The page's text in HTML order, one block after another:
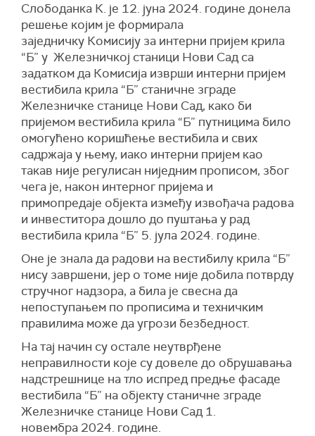
Слободанка К. је 12. јуна 2024. године донела
решење којим је формирала
заједничку Комисију за интерни пријем крила
“Б” у Железничкој станици Нови Сад са
задатком да Комисија изврши интерни пријем
вестибила крила “Б” станичне зграде
Железничке станице Нови Сад, како би
пријемом вестибила крила “Б” путницима било
омогућено коришћење вестибила и свих
садржаја у њему, иако интерни пријем као
такав није регулисан ниједним прописом, због
чега је, након интерног пријема и
примопредаје објекта између извођача радова
и инвеститора дошло до пуштања у рад
вестибила крила “Б” 5. јула 2024. године.
Оне је знала да радови на вестибилу крила “Б”
нису завршени, јер о томе није добила потврду
стручног надзора, а била је свесна да
непоступањем по прописима и техничким
правилима може да угрози безбедност.
На тај начин су остале неутврђене
неправилности које су довеле до обрушавања
надстрешнице на тло испред предње фасаде
вестибила “Б” на објекту станичне зграде
Железничке станице Нови Сад 1.
новембра 2024. године.